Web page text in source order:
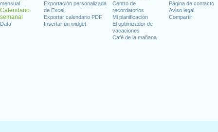
mensual
Calendario
semanal
Data
Exportación personalizada
de Excel
Exportar calendario PDF
Insertar un widget
Centro de
recordatorios
Mi planificación
El optimizador de
vacaciones
Café de la mañana
Página de contacto
Aviso legal
Compartir